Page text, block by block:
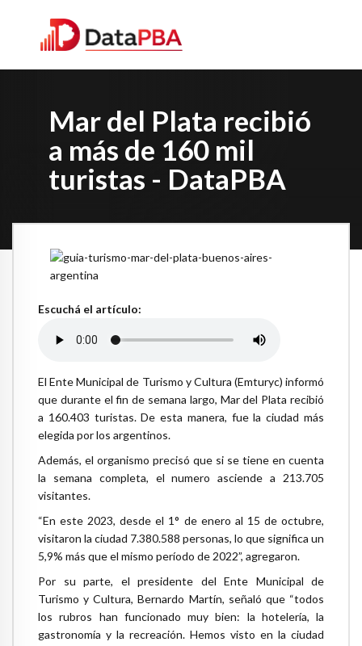
Mar del Plata recibió
a más de 160 mil
turistas - DataPBA
Escuchá el artículo:
El Ente Municipal de Turismo y Cultura (Emturyc) informó
que durante el fin de semana largo, Mar del Plata recibió
a 160.403 turistas. De esta manera, fue la ciudad más
elegida por los argentinos.
Además, el organismo precisó que si se tiene en cuenta
la semana completa, el numero asciende a 213.705
visitantes.
“En este 2023, desde el 1° de enero al 15 de octubre,
visitaron la ciudad 7.380.588 personas, lo que significa un
5,9% más que el mismo período de 2022”, agregaron.
Por su parte, el presidente del Ente Municipal de
Turismo y Cultura, Bernardo Martín, señaló que “todos
los rubros han funcionado muy bien: la hotelería, la
gastronomía y la recreación. Hemos visto en la ciudad